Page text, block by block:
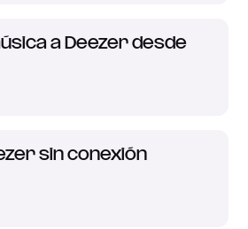
a Deezer desde
sin conexión